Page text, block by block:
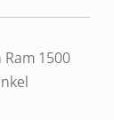
1500